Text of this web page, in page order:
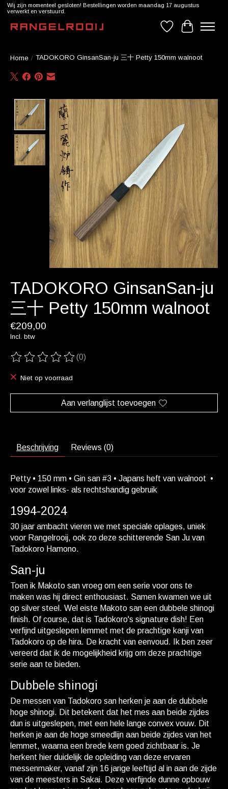
Wij zijn momenteel gesloten! Bestellingen worden maandag 17 augustus
verwerkt en verstuurd.
Verlanglijst
Home / TADOKORO GinsanSan-ju 三十 Petty 150mm walnoot
Product image slideshow Items
TADOKORO GinsanSan-ju
三十 Petty 150mm walnoot
€209,00
Incl. btw
De beoordeling van dit product is
(0)
Niet op voorraad
Aan verlanglijst toevoegen
Beschrijving Reviews (0)
Petty • 150 mm • Gin san #3 • Japans heft van walnoot •
voor zowel links- als rechtshandig gebruik
1994-2024
30 jaar ambacht vieren we met speciale oplages, uniek
voor Rangelrooij, ook zo deze schitterende San Ju van
Tadokoro Hamono.
San-ju
Toen ik Makoto san vroeg om een serie voor ons te
maken was hij direct enthousiast. Samen kwamen we uit
op silver steel. Wel eiste Makoto san een dubbele shinogi
finish. Of course, dat is Tadokoro's signature dish! Een
verfijnd uitgeslepen lemmet met de prachtige kanji van
Tadokoro op de hira. De kracht van eenvoud. Ik ben zeer
vereerd dat ik de mogelijkheid krijg om deze prachtige
serie aan te bieden.
Dubbele shinogi
De messen van Tadokoro san herken je aan de dubbele
hoge shinogi. Dit betekent dat het mes aan beide zijdes
dun is uitgeslepen, met een hele lange convex vouw. Dit
herken je aan de hoge smeedlijn aan beide zijdes van het
lemmet, waarna een brede kern goed zichtbaar is. Je
herkent hier duidelijk de opleiding van deze ervaren
messenmaker, vanaf zijn 16 jarige leeftijd al in aan de zijde
van de meesters in Sakai. Deze verfijnde dunne opbouw